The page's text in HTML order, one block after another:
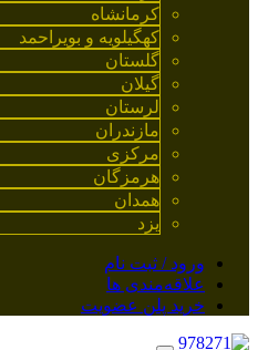
کرمانشاه
کهگیلویه و بویراحمد
گلستان
گیلان
لرستان
مازندران
مرکزی
هرمزگان
همدان
یزد
ورود / ثبت نام
علاقه‌مندی ها
خرید پلن عضویت